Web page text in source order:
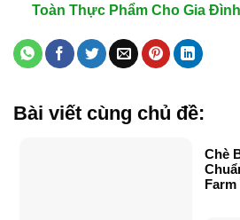
Toàn Thực Phẩm Cho Gia Đình
Bài viết cùng chủ đề:
Chè